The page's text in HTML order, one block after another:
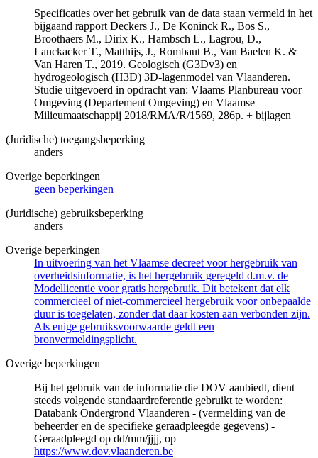
Specificaties over het gebruik van de data staan vermeld in het
bijgaand rapport Deckers J., De Koninck R., Bos S.,
Broothaers M., Dirix K., Hambsch L., Lagrou, D.,
Lanckacker T., Matthijs, J., Rombaut B., Van Baelen K. &
Van Haren T., 2019. Geologisch (G3Dv3) en
hydrogeologisch (H3D) 3D-lagenmodel van Vlaanderen.
Studie uitgevoerd in opdracht van: Vlaams Planbureau voor
Omgeving (Departement Omgeving) en Vlaamse
Milieumaatschappij 2018/RMA/R/1569, 286p. + bijlagen
(Juridische) toegangsbeperking
anders
Overige beperkingen
geen beperkingen
(Juridische) gebruiksbeperking
anders
Overige beperkingen
In uitvoering van het Vlaamse decreet voor hergebruik van
overheidsinformatie, is het hergebruik geregeld d.m.v. de
Modellicentie voor gratis hergebruik. Dit betekent dat elk
commercieel of niet-commercieel hergebruik voor onbepaalde
duur is toegelaten, zonder dat daar kosten aan verbonden zijn.
Als enige gebruiksvoorwaarde geldt een
bronvermeldingsplicht.
Overige beperkingen
Bij het gebruik van de informatie die DOV aanbiedt, dient
steeds volgende standaardreferentie gebruikt te worden:
Databank Ondergrond Vlaanderen - (vermelding van de
beheerder en de specifieke geraadpleegde gegevens) -
Geraadpleegd op dd/mm/jjjj, op
https://www.dov.vlaanderen.be